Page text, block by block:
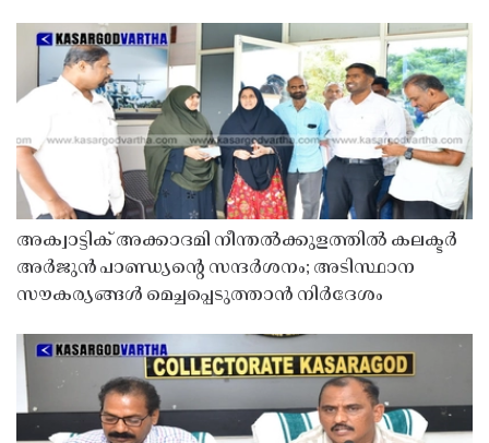
അക്വാട്ടിക് അക്കാദമി നീന്തൽക്കുളത്തിൽ കലക്ടർ
അർജുൻ പാണ്ഡ്യൻ്റെ സന്ദർശനം; അടിസ്ഥാന
സൗകര്യങ്ങൾ മെച്ചപ്പെടുത്താൻ നിർദേശം